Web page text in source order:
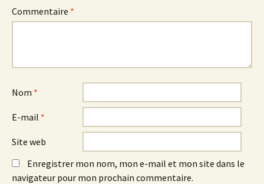
Commentaire *
Nom *
E-mail *
Site web
Enregistrer mon nom, mon e-mail et mon site dans le
navigateur pour mon prochain commentaire.